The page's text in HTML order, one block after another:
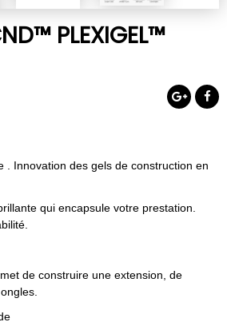
PLEXIGEL™
. Innovation des gels de construction en
qui encapsule votre prestation.
de construire une extension, de